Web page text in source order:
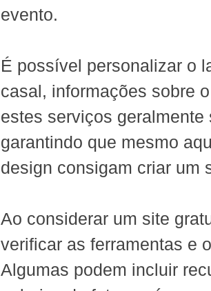
evento.
É possível personalizar o
casal, informações sobre
estes serviços
garantindo que mesmo
design consigam criar um
Ao considerar um site
verificar as ferramentas e
Algumas podem incluir